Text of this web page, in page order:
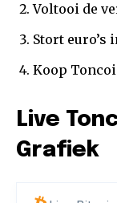
Voltooi de
Stort euro’s
Koop
Live
Grafiek